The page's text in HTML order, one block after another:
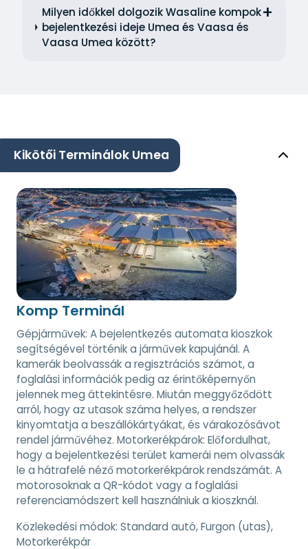
Milyen időkkel dolgozik Wasaline kompok
bejelentkezési ideje Umea és Vaasa és
Vaasa Umea között?
Kikötői Terminálok Umea
Komp Terminál
Gépjárművek: A bejelentkezés automata kioszkok
segítségével történik a járművek kapujánál. A
kamerák beolvassák a regisztrációs számot, a
foglalási információk pedig az érintőképernyőn
jelennek meg áttekintésre. Miután meggyőződött
arról, hogy az utasok száma helyes, a rendszer
kinyomtatja a beszállókártyákat, és várakozósávot
rendel járművéhez. Motorkerékpárok: Előfordulhat,
hogy a bejelentkezési terület kamerái nem olvassák
le a hátrafelé néző motorkerékpárok rendszámát. A
motorosoknak a QR-kódot vagy a foglalási
referenciamódszert kell használniuk a kioszknál.
Közlekedési módok: Standard autó, Furgon (utas),
Motorkerékpár